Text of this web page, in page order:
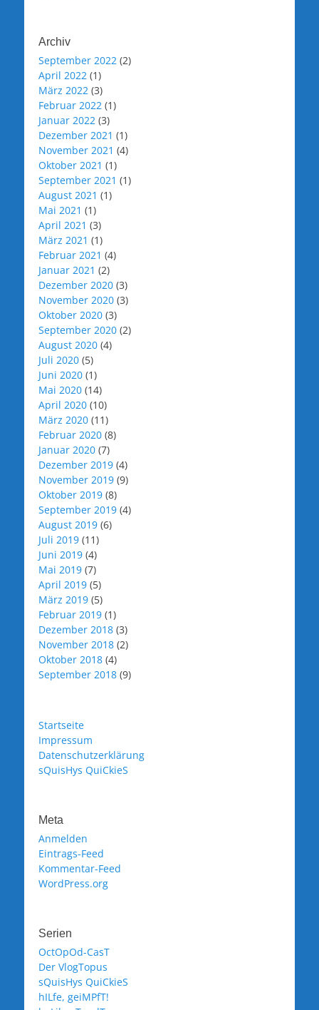
Archiv
September 2022 (2)
April 2022 (1)
März 2022 (3)
Februar 2022 (1)
Januar 2022 (3)
Dezember 2021 (1)
November 2021 (4)
Oktober 2021 (1)
September 2021 (1)
August 2021 (1)
Mai 2021 (1)
April 2021 (3)
März 2021 (1)
Februar 2021 (4)
Januar 2021 (2)
Dezember 2020 (3)
November 2020 (3)
Oktober 2020 (3)
September 2020 (2)
August 2020 (4)
Juli 2020 (5)
Juni 2020 (1)
Mai 2020 (14)
April 2020 (10)
März 2020 (11)
Februar 2020 (8)
Januar 2020 (7)
Dezember 2019 (4)
November 2019 (9)
Oktober 2019 (8)
September 2019 (4)
August 2019 (6)
Juli 2019 (11)
Juni 2019 (4)
Mai 2019 (7)
April 2019 (5)
März 2019 (5)
Februar 2019 (1)
Dezember 2018 (3)
November 2018 (2)
Oktober 2018 (4)
September 2018 (9)
Startseite
Impressum
Datenschutzerklärung
sQuisHys QuiCkieS
Meta
Anmelden
Eintrags-Feed
Kommentar-Feed
WordPress.org
Serien
OctOpOd-CasT
Der VlogTopus
sQuisHys QuiCkieS
hILfe, geiMPfT!